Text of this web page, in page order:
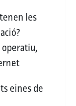
les
eines de